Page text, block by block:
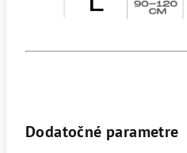
Dodatočné parametre